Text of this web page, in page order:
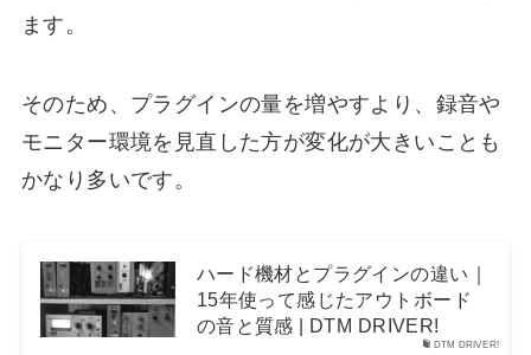
ます。
そのため、プラグインの量を増やすより、録音や
モニター環境を見直した方が変化が大きいことも
かなり多いです。
DTM DRIVER!
ハード機材とプラグインの違い｜
15年使って感じたアウトボード
の音と質感 | DTM DRIVER!